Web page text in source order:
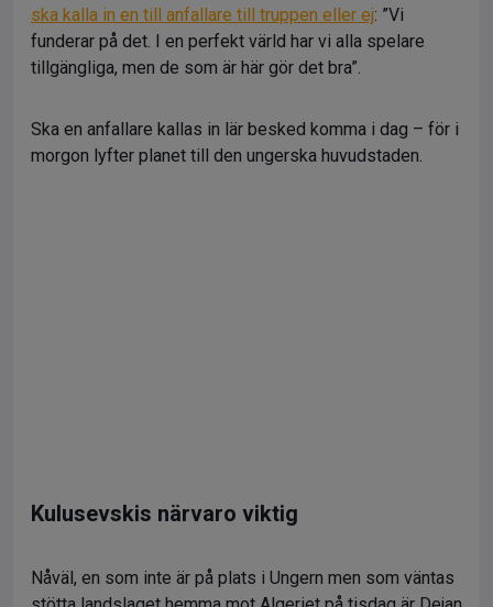
ska kalla in en till anfallare till truppen eller ej: ”Vi
funderar på det. I en perfekt värld har vi alla spelare
tillgängliga, men de som är här gör det bra”.
Ska en anfallare kallas in lär besked komma i dag – för i
morgon lyfter planet till den ungerska huvudstaden.
Kulusevskis närvaro viktig
Nåväl, en som inte är på plats i Ungern men som väntas